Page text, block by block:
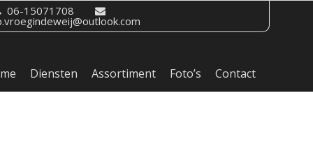
06-15071708
Diensten Assortiment Foto’s Contact